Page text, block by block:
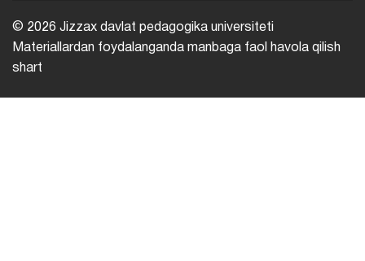
© 2026 Jizzax davlat pedagogika universiteti
Materiallardan foydalanganda manbaga faol havola qilish
shart